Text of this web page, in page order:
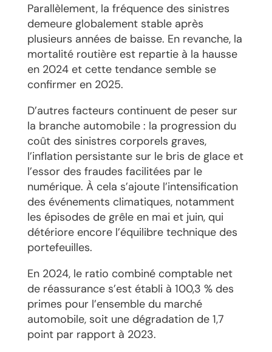
Parallèlement, la fréquence des sinistres
demeure globalement stable après
plusieurs années de baisse. En revanche, la
mortalité routière est repartie à la hausse
en 2024 et cette tendance semble se
confirmer en 2025.
D’autres facteurs continuent de peser sur
la branche automobile : la progression du
coût des sinistres corporels graves,
l’inflation persistante sur le bris de glace et
l’essor des fraudes facilitées par le
numérique. À cela s’ajoute l’intensification
des événements climatiques, notamment
les épisodes de grêle en mai et juin, qui
détériore encore l’équilibre technique des
portefeuilles.
En 2024, le ratio combiné comptable net
de réassurance s’est établi à 100,3 % des
primes pour l’ensemble du marché
automobile, soit une dégradation de 1,7
point par rapport à 2023.